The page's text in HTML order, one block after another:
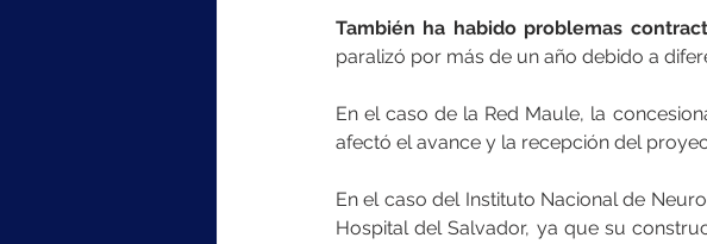
También ha habido problemas
paralizó por más de un año debido a
En el caso de la Red Maule, la
afectó el avance y la recepción del
En el caso del Instituto Nacional de
Hospital del Salvador, ya que su